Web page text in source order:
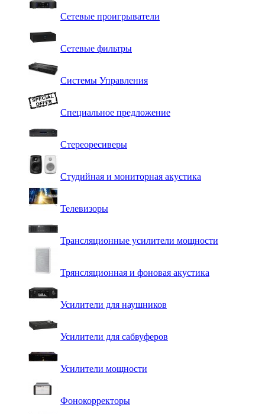
Сетевые проигрыватели
Сетевые фильтры
Системы Управления
Специальное предложение
Стереоресиверы
Студийная и мониторная акустика
Телевизоры
Трансляционные усилители мощности
Трянсляционная и фоновая акустика
Усилители для наушников
Усилители для сабвуферов
Усилители мощности
Фонокорректоры